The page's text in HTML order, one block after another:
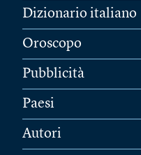
Dizionario italiano
Oroscopo
Pubblicità
Paesi
Autori